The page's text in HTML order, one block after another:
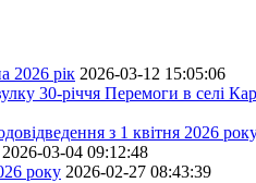
2026 рік 2026-03-12 15:05:06
30-річчя Перемоги в селі
з 1 квітня 2026
2026-03-04 09:12:48
року 2026-02-27 08:43:39